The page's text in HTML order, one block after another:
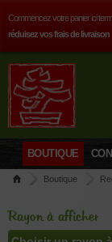
Commencez votre panier ici
réduisez vos frais de livraison
BOUTIQUE
Boutique
Rayon à afficher